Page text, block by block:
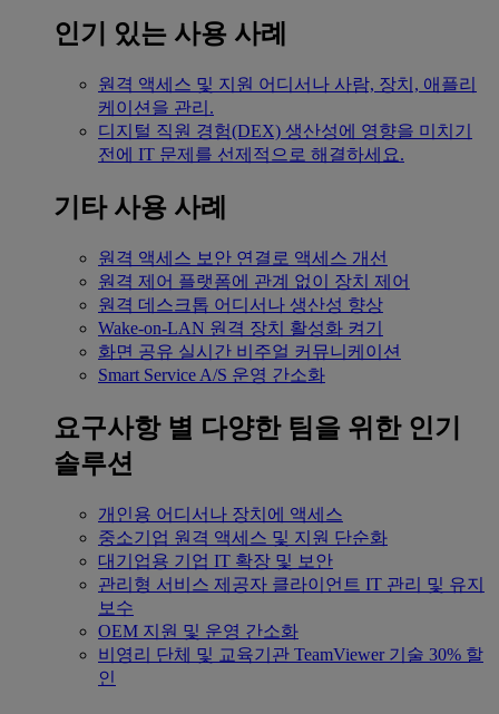
인기 있는 사용 사례
원격 액세스 및 지원 어디서나 사람, 장치, 애플리
케이션을 관리.
디지털 직원 경험(DEX) 생산성에 영향을 미치기
전에 IT 문제를 선제적으로 해결하세요.
기타 사용 사례
원격 액세스 보안 연결로 액세스 개선
원격 제어 플랫폼에 관계 없이 장치 제어
원격 데스크톱 어디서나 생산성 향상
Wake-on-LAN 원격 장치 활성화 켜기
화면 공유 실시간 비주얼 커뮤니케이션
Smart Service A/S 운영 간소화
요구사항 별 다양한 팀을 위한 인기
솔루션
개인용 어디서나 장치에 액세스
중소기업 원격 액세스 및 지원 단순화
대기업용 기업 IT 확장 및 보안
관리형 서비스 제공자 클라이언트 IT 관리 및 유지
보수
OEM 지원 및 운영 간소화
비영리 단체 및 교육기관 TeamViewer 기술 30% 할
인